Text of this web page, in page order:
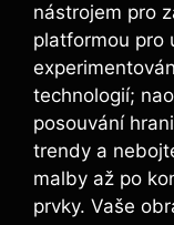
nástrojem pro
platformou pro
technologií;
posouvání
trendy a
malby až po
prvky. Vaše